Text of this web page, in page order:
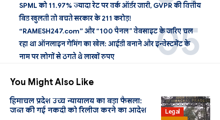
SPML को 11.97% ज्यादा रेट पर वर्क ऑर्डर जारी, GVPR की वित्तीय
बिड खुलती तो बचते सरकार के 211 करोड़!
“RAMESH247.com” और “100 पैनल” वेबसाइट के जरिए चल
रहा था ऑनलाइन गेमिंग का खेल: आईडी बनाने और इन्वेस्टमेंट के
नाम पर लोगों से ठगते थे लाखों रुपए
You Might Also Like
Legal
हिमाचल प्रदेश उच्च न्यायालय का बड़ा फैसला:
जब्त की गई नकदी को रिलीज करने का आदेश